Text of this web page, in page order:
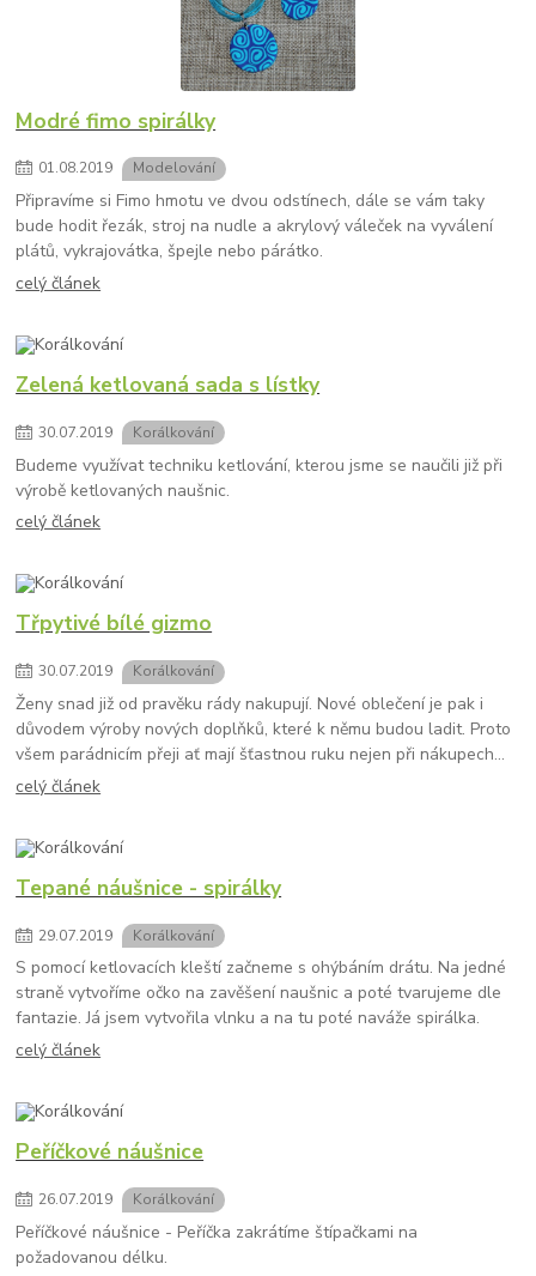
Modré fimo spirálky
01.08.2019 Modelování
Připravíme si Fimo hmotu ve dvou odstínech, dále se vám taky
bude hodit řezák, stroj na nudle a akrylový váleček na vyválení
plátů, vykrajovátka, špejle nebo párátko.
celý článek
Zelená ketlovaná sada s lístky
30.07.2019 Korálkování
Budeme využívat techniku ketlování, kterou jsme se naučili již při
výrobě ketlovaných naušnic.
celý článek
Třpytivé bílé gizmo
30.07.2019 Korálkování
Ženy snad již od pravěku rády nakupují. Nové oblečení je pak i
důvodem výroby nových doplňků, které k němu budou ladit. Proto
všem parádnicím přeji ať mají šťastnou ruku nejen při nákupech...
celý článek
Tepané náušnice - spirálky
29.07.2019 Korálkování
S pomocí ketlovacích kleští začneme s ohýbáním drátu. Na jedné
straně vytvoříme očko na zavěšení naušnic a poté tvarujeme dle
fantazie. Já jsem vytvořila vlnku a na tu poté naváže spirálka.
celý článek
Peříčkové náušnice
26.07.2019 Korálkování
Peříčkové náušnice - Peříčka zakrátíme štípačkami na
požadovanou délku.